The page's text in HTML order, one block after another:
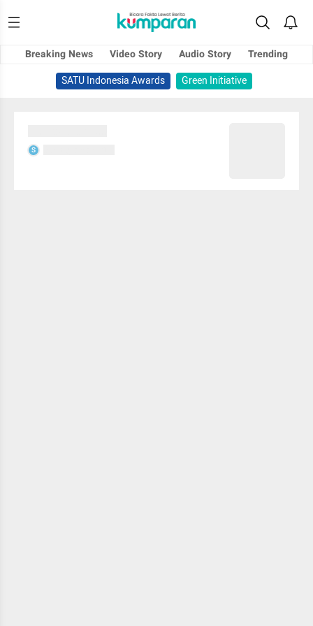
Breaking News Video Story Audio Story
Trending
SATU Indonesia Awards
Green Initiative
S